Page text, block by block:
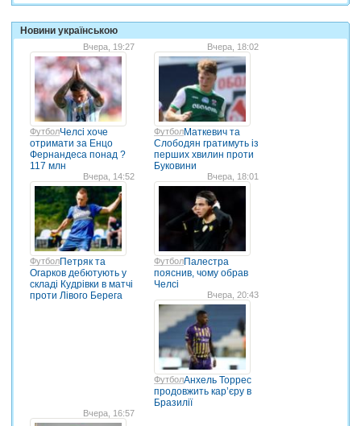
Новини українською
Вчера, 19:27
ФутболЧелсі хоче
отримати за Енцо
Фернандеса понад ?
117 млн
Вчера, 18:02
ФутболМаткевич та
Слободян гратимуть із
перших хвилин проти
Буковини
Вчера, 14:52
ФутболПетряк та
Огарков дебютують у
складі Кудрівки в матчі
проти Лівого Берега
Вчера, 18:01
ФутболПалестра
пояснив, чому обрав
Челсі
Вчера, 20:43
ФутболАнхель Торрес
продовжить кар’єру в
Бразилії
Вчера, 16:57